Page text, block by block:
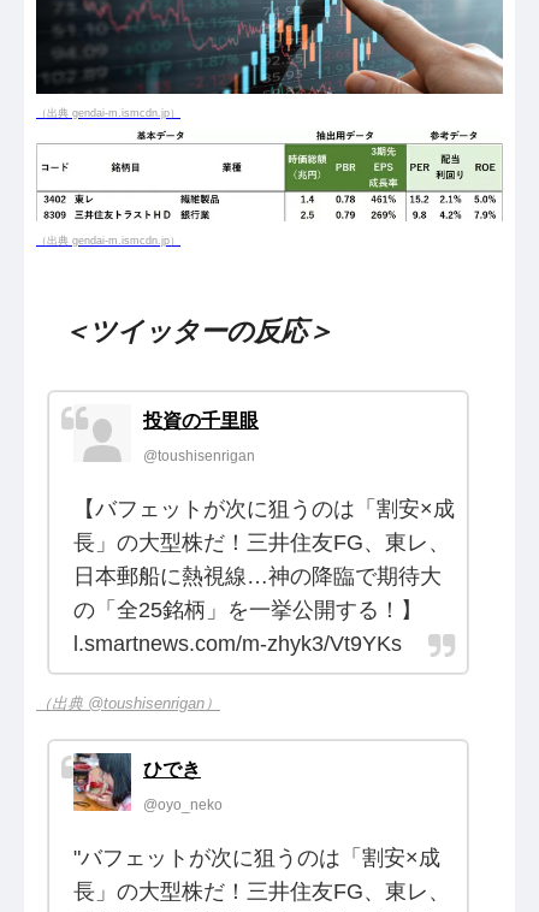
（出典 gendai-m.ismcdn.jp）
（出典 gendai-m.ismcdn.jp）
＜ツイッターの反応＞
投資の千里眼
@toushisenrigan
【バフェットが次に狙うのは「割安×成
長」の大型株だ！三井住友FG、東レ、
日本郵船に熱視線…神の降臨で期待大
の「全25銘柄」を一挙公開する！】
l.smartnews.com/m-zhyk3/Vt9YKs
（出典 @toushisenrigan）
ひでき
@oyo_neko
"バフェットが次に狙うのは「割安×成
長」の大型株だ！三井住友FG、東レ、